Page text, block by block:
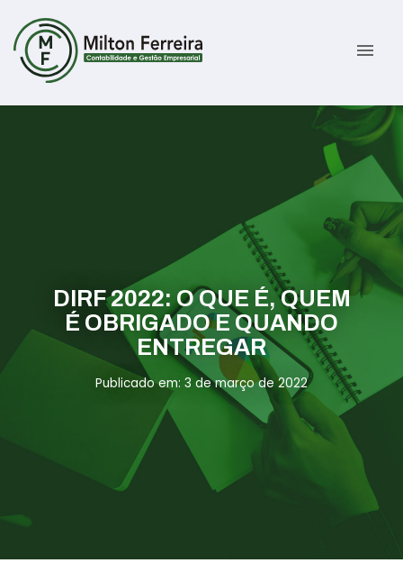
menu
Gestão Tributária e Fiscal
Previdenciária Trabalhista
Abertura de Empresas
Assessoria jurídica
Links Úteis
Informativos
Contato
ÁREA DO CLIENTE
DIRF 2022: O QUE É, QUEM
É OBRIGADO E QUANDO
ENTREGAR
Publicado em: 3 de março de 2022